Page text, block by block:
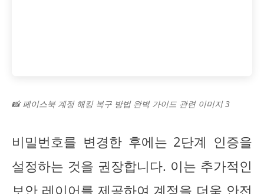
📸 페이스북 계정 해킹 복구 방법 완벽 가이드 관련 이미지 3
비밀번호를 변경한 후에는 2단계 인증을
설정하는 것을 권장합니다. 이는 추가적인
보안 레이어를 제공하여 계정을 더욱 안전